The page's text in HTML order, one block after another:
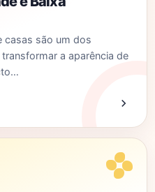
casas são um dos
a aparência de